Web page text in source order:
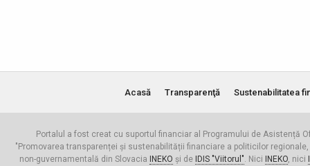
Acasă Transparenţă Sustenabilitatea
Portalul a fost creat cu suportul financiar al Programului de Asistență
"Promovarea transparenței și sustenabilității financiare a politicilor
non-guvernamentală din Slovacia
INEKO și de IDIS "Viitorul". Nici INEKO, nici